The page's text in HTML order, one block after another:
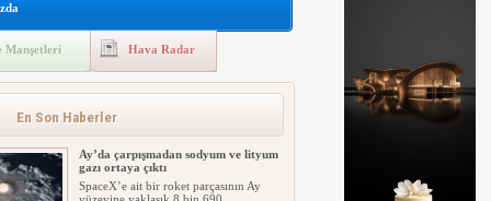
Manşetleri Hava Radar
En Son Haberler
Ay’da çarpışmadan sodyum ve lityum
gazı ortaya çıktı
SpaceX’e ait bir roket parçasının Ay